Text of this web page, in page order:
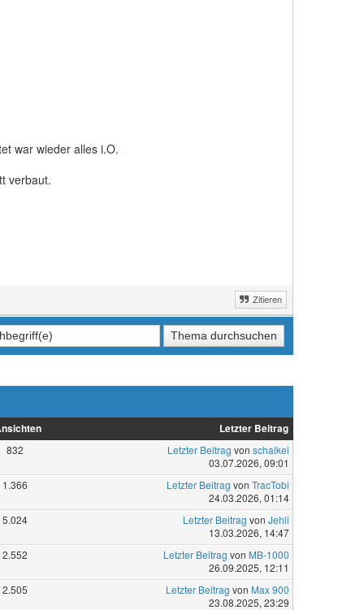
war wieder alles i.O.
verbaut.
Zitieren
Letzter Beitrag
832 Letzter Beitrag von schalkei
03.07.2026, 09:01
1.366 Letzter Beitrag von TracTobi
24.03.2026, 01:14
5.024 Letzter Beitrag von Jehli
13.03.2026, 14:47
2.552 Letzter Beitrag von MB-1000
26.09.2025, 12:11
2.505 Letzter Beitrag von Max 900
23.08.2025, 23:29